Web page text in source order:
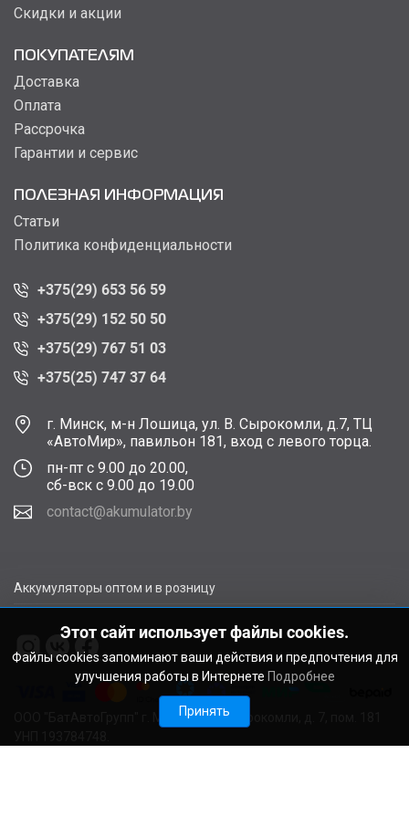
Скидки и акции
ПОКУПАТЕЛЯМ
Доставка
Оплата
Рассрочка
Гарантии и сервис
ПОЛЕЗНАЯ ИНФОРМАЦИЯ
Статьи
Политика конфиденциальности
+375(29) 653 56 59
+375(29) 152 50 50
+375(29) 767 51 03
+375(25) 747 37 64
г. Минск, м-н Лошица, ул. В. Сырокомли, д.7, ТЦ
«АвтоМир», павильон 181, вход с левого торца.
пн-пт с 9.00 до 20.00,
сб-вск с 9.00 до 19.00
contact@akumulator.by
Аккумуляторы оптом и в розницу
ООО "БатАвтоГрупп" г. Минск, ул. В. Сырокомли, д. 7, пом. 181
Этот сайт использует файлы cookies.
Файлы cookies запоминают ваши действия и предпочтения для
улучшения работы в Интернете Подробнее
Принять